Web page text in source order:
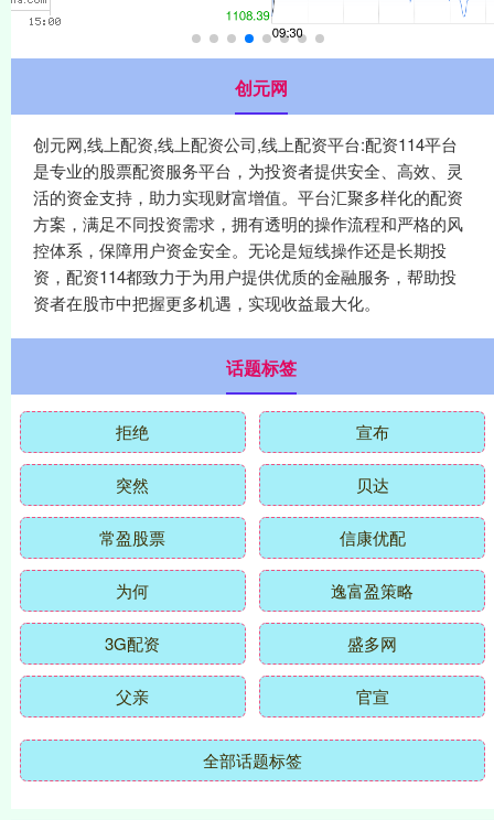
创元网
创元网,线上配资,线上配资公司,线上配资平台:配资114平台
是专业的股票配资服务平台，为投资者提供安全、高效、灵
活的资金支持，助力实现财富增值。平台汇聚多样化的配资
方案，满足不同投资需求，拥有透明的操作流程和严格的风
控体系，保障用户资金安全。无论是短线操作还是长期投
资，配资114都致力于为用户提供优质的金融服务，帮助投
资者在股市中把握更多机遇，实现收益最大化。
话题标签
拒绝 宣布
突然 贝达
常盈股票 信康优配
为何 逸富盈策略
3G配资 盛多网
父亲 官宣
全部话题标签